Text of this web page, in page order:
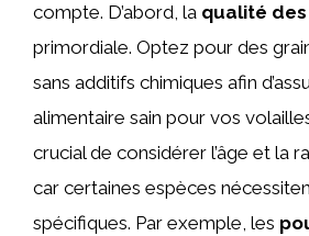
compte. D’abord, la qualité
primordiale. Optez pour des
sans additifs chimiques afin
alimentaire sain pour vos
crucial de considérer l’âge et la
car certaines espèces
spécifiques. Par exemple, les